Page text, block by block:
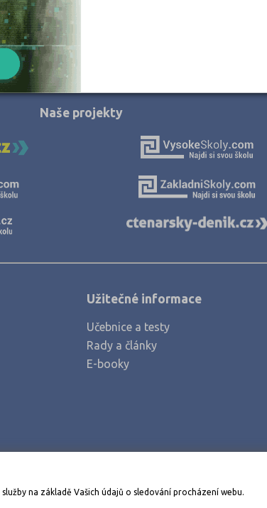
JSME TAM, KDE JSTE VY
Naše projekty
si aplikaci Adresář škol
Užitečné informace
Učebnice a testy
Rady a články
E-booky
na základě Vašich údajů o sledování procházení webu.